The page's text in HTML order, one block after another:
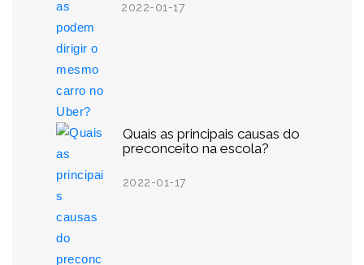
2022-01-17
Quais as principais causas do
preconceito na escola?
2022-01-17